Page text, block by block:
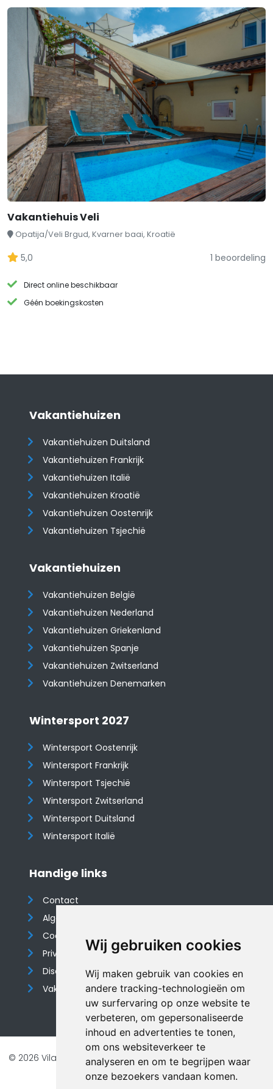
Wij gebruiken cookies
Wij maken gebruik van cookies en
andere tracking-technologieën om
uw surfervaring op onze website te
verbeteren, om gepersonaliseerde
inhoud en advertenties te tonen,
om ons websiteverkeer te
analyseren en om te begrijpen waar
onze bezoekers vandaan komen.
Vakantiehuis Veli
Opatija/Veli Brgud, Kvarner baai, Kroatië
5,0 1 beoordeling
Direct online beschikbaar
Géén boekingskosten
Vakantiehuizen
Vakantiehuizen Duitsland
Vakantiehuizen Frankrijk
Vakantiehuizen Italië
Vakantiehuizen Kroatië
​​​​​​​Vakantiehuizen Oostenrijk
Vakantiehuizen Tsjechië
Vakantiehuizen
Vakantiehuizen België
Vakantiehuizen Nederland
Vakantiehuizen Griekenland
Vakantiehuizen Spanje
​​​​​​​Vakantiehuizen Zwitserland
Vakantiehuizen Denemarken
Wintersport 2027
Wintersport Oostenrijk
Wintersport Frankrijk
Wintersport Tsjechië
Wintersport Zwitserland
Wintersport Duitsland
Wintersport Italië
Handige links
Contact
Algemene voorwaarden
Cookieverklaring
Privacyverklaring
Disclaimer
Vakantiehuis website
© 2026 Vilando Vakantiehuizen |Website door FalcoTravel
Veilig online betalen met